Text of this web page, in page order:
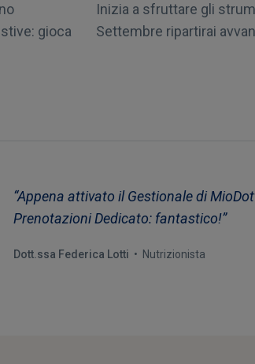
gioca
Inizia a sfruttare gli
Settembre ripartirai
“Appena attivato il Gestionale di
Prenotazioni Dedicato: fantastico!”
Dott.ssa Federica Lotti • Nutrizionista